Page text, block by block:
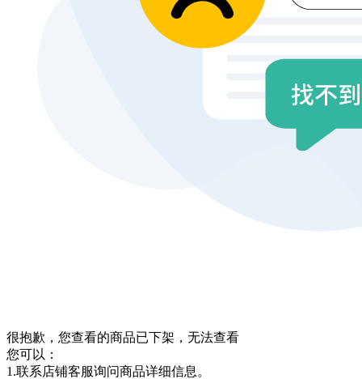
很抱歉，您查看的商品已下架，无法查看
您可以：
1.联系店铺客服询问商品详细信息。